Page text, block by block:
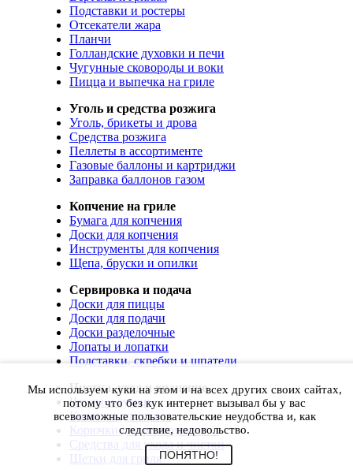
Подставки и ростеры
Отсекатели жара
Планчи
Голландские духовки и печи
Чугунные сковороды и воки
Пицца и выпечка на гриле
Уголь и средства розжига
Уголь, брикеты и дрова
Средства розжига
Пеллеты в ассортименте
Газовые баллоны и картриджи
Заправка баллонов газом
Копчение на гриле
Бумага для копчения
Доски для копчения
Инструменты для копчения
Щепа, бруски и опилки
Сервировка и подача
Доски для пиццы
Доски для подачи
Доски разделочные
Лопаты и лопатки
Подставки, скребки и шпатели
Чистка, уход и хранение
Чехлы и сумки
Коврики для гриля
Корючки для инструментов
Средства для ухода и чистки
Щетки для гриля
Мы используем куки на этом и на всех других своих сайтах,
потому что без кук интернет вызывал бы у вас
всевозможные пользовательские неудобства и, как
следствие, недовольство.
ПОНЯТНО!